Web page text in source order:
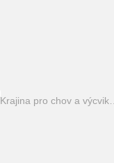
Krajina pro chov a výcvik…